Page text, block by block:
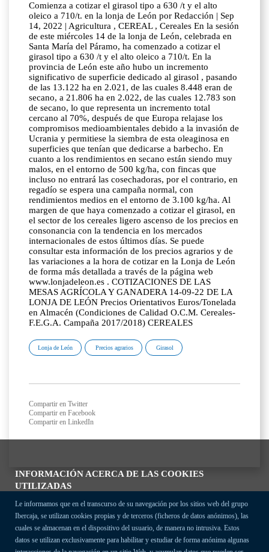
INFORMACIÓN ACERCA DE LAS COOKIES
UTILIZADAS
Le informamos que en el transcurso de su navegación por los sitios web del grupo
Ibercaja, se utilizan cookies propias y de terceros (ficheros de datos anónimos), las
cuales se almacenan en el dispositivo del usuario, de manera no intrusiva. Estos
datos se utilizan exclusivamente para habilitar y estudiar de forma anónima algunas
Comienza a cotizar el girasol tipo a 630 /t y el alto
oleico a 710/t. en la lonja de León por Redacción | Sep
14, 2022 | Agricultura , CEREAL , Cereales En la sesión
de este miércoles 14 de la lonja de León, celebrada en
Santa María del Páramo, ha comenzado a cotizar el
girasol tipo a 630 /t y el alto oleico a 710/t. En la
provincia de León este año hubo un incremento
significativo de superficie dedicado al girasol , pasando
de las 13.122 ha en 2.021, de las cuales 8.448 eran de
secano, a 21.806 ha en 2.022, de las cuales 12.783 son
de secano, lo que representa un incremento total
cercano al 70%, después de que Europa relajase los
compromisos medioambientales debido a la invasión de
Ucrania y permitiese la siembra de esta oleaginosa en
superficies que tenían que dedicarse a barbecho. En
cuanto a los rendimientos en secano están siendo muy
malos, en el entorno de 500 kg/ha, con fincas que
incluso no entrará las cosechadoras, por el contrario, en
regadío se espera una campaña normal, con
rendimientos medios en el entorno de 3.100 kg/ha. Al
margen de que haya comenzado a cotizar el girasol, en
el sector de los cereales ligero ascenso de los precios en
consonancia con la tendencia en los mercados
internacionales de estos últimos días. Se puede
consultar esta información de los precios agrarios y de
las variaciones a la hora de cotizar en la Lonja de León
de forma más detallada a través de la página web
www.lonjadeleon.es . COTIZACIONES DE LAS
MESAS AGRÍCOLA Y GANADERA 14-09-22 DE LA
LONJA DE LEÓN Precios Orientativos Euros/Tonelada
en Almacén (Condiciones de Calidad O.C.M. Cereales-
F.E.G.A. Campaña 2017/2018) CEREALES
Lonja de León Precios agrarios Girasol
Compartir en Twitter
Compartir en Facebook
Compartir en LinkedIn